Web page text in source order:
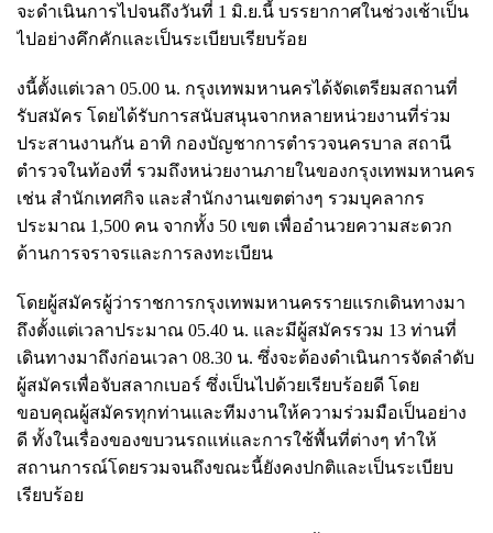
จะดำเนินการไปจนถึงวันที่ 1 มิ.ย.นี้ บรรยากาศในช่วงเช้าเป็น
ไปอย่างคึกคักและเป็นระเบียบเรียบร้อย
งนี้ตั้งแต่เวลา 05.00 น. กรุงเทพมหานครได้จัดเตรียมสถานที่
รับสมัคร โดยได้รับการสนับสนุนจากหลายหน่วยงานที่ร่วม
ประสานงานกัน อาทิ กองบัญชาการตำรวจนครบาล สถานี
ตำรวจในท้องที่ รวมถึงหน่วยงานภายในของกรุงเทพมหานคร
เช่น สำนักเทศกิจ และสำนักงานเขตต่างๆ รวมบุคลากร
ประมาณ 1,500 คน จากทั้ง 50 เขต เพื่ออำนวยความสะดวก
ด้านการจราจรและการลงทะเบียน
โดยผู้สมัครผู้ว่าราชการกรุงเทพมหานครรายแรกเดินทางมา
ถึงตั้งแต่เวลาประมาณ 05.40 น. และมีผู้สมัครรวม 13 ท่านที่
เดินทางมาถึงก่อนเวลา 08.30 น. ซึ่งจะต้องดำเนินการจัดลำดับ
ผู้สมัครเพื่อจับสลากเบอร์ ซึ่งเป็นไปด้วยเรียบร้อยดี โดย
ขอบคุณผู้สมัครทุกท่านและทีมงานให้ความร่วมมือเป็นอย่าง
ดี ทั้งในเรื่องของขบวนรถแห่และการใช้พื้นที่ต่างๆ ทำให้
สถานการณ์โดยรวมจนถึงขณะนี้ยังคงปกติและเป็นระเบียบ
เรียบร้อย